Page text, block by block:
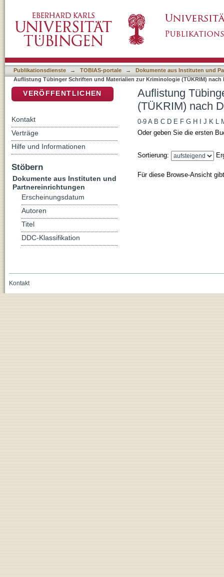
Publikationsdienste → TOBIAS-portale →
Dokumente aus Instituten und
Auflistung Tübinger Schriften und Materialien zur Kriminologie (TÜKRIM) nach
Auflistung
(TÜKRIM) nach
0-9 A B C D E F G H J K L
Oder geben Sie die ersten
Sortierung:
Für diese Browse-Ansicht
VERÖFFENTLICHEN
Kontakt
Verträge
Hilfe und Informationen
Stöbern
Dokumente aus Instituten und
Partnereinrichtungen
Erscheinungsdatum
Autoren
Titel
DDC-Klassifikation
Kontakt